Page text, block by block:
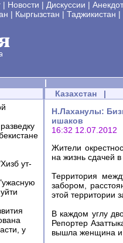
| Новости | Дискуссии |
| Кыргызстан | Таджикистан |
|
ут-
у
Казахстан |
Н.Лаханулы:
ишаков
16:32 12.07.2012
Жители
на жизнь сдачей
Территория
забором,
этой территории
В каждом углу
Репортер
вышла женщина и